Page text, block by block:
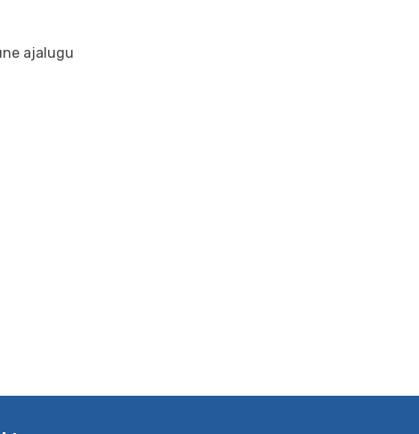
ajalugu